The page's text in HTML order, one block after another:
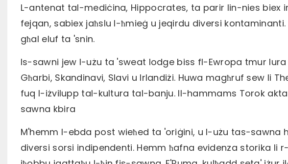
L-antenat tal-mediċina, Hippocrates, ta parir lin-nies
fejqan, sabiex jaħslu l-ħmieġ u jeqirdu diversi
għal eluf ta 'snin.
Is-sawni jew l-użu ta 'sweat lodge biss fl-Ewropa tmur
Għarbi, Skandinavi, Slavi u Irlandiżi. Huwa magħruf sew li
fuq l-iżvilupp tal-kultura tal-banju. Il-hammams Torok
sawna kbira
M'hemm l-ebda post wieħed ta 'oriġini, u l-użu tas-sawna
diversi sorsi indipendenti. Hemm ħafna evidenza storika li